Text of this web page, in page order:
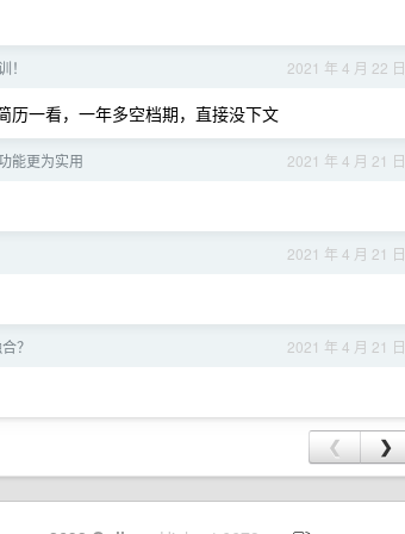
2021 年 4 月 22 日
历一看，一年多空档期，直接没下文
2021 年 4 月 21 日
能更为实用
2021 年 4 月 21 日
2021 年 4 月 21 日
？
❮ ❯